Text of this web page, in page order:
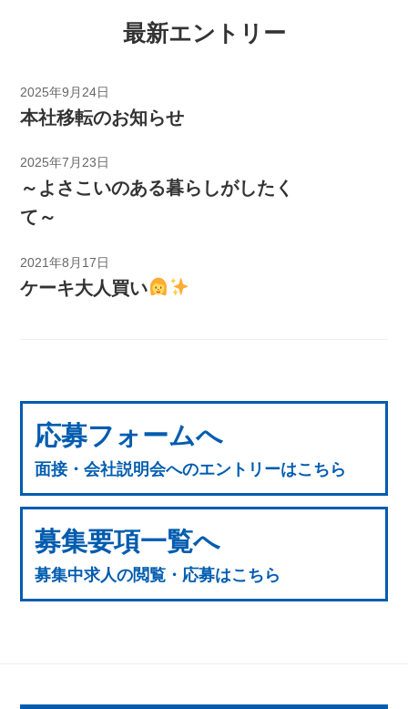
最新エントリー
2025年9月24日
本社移転のお知らせ
2025年7月23日
～よさこいのある暮らしがしたく
て～
2021年8月17日
ケーキ大人買い
応募フォームへ
面接・会社説明会へのエントリーはこちら
募集要項一覧へ
募集中求人の閲覧・応募はこちら